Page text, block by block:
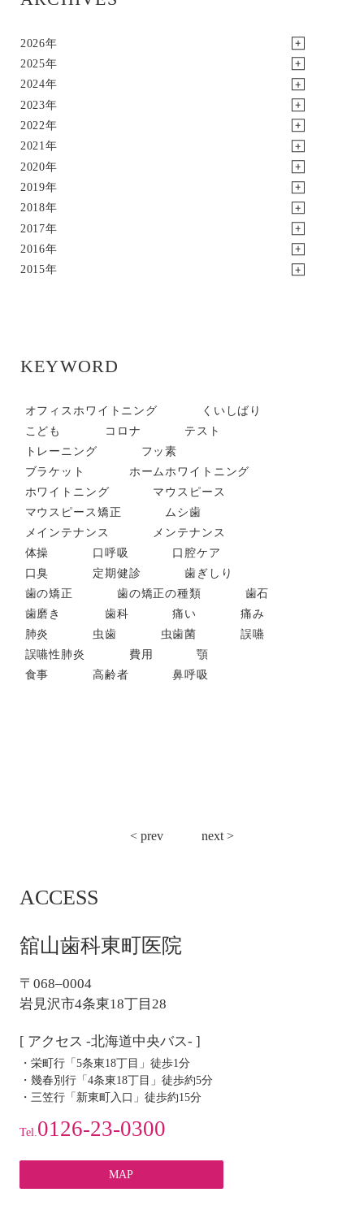
2026年
2025年
2024年
2023年
2022年
2021年
2020年
2019年
2018年
2017年
2016年
2015年
KEYWORD
オフィスホワイトニング
くいしばり
こども
コロナ
テスト
トレーニング
フッ素
ブラケット
ホームホワイトニング
ホワイトニング
マウスピース
マウスピース矯正
ムシ歯
メインテナンス
メンテナンス
体操
口呼吸
口腔ケア
口臭
定期健診
歯ぎしり
歯の矯正
歯の矯正の種類
歯石
歯磨き
歯科 痛い
痛み
肺炎
虫歯 虫歯菌
誤嚥
誤嚥性肺炎
費用
顎
食事
高齢者 鼻呼吸
< prev next >
ACCESS
舘山歯科東町医院
〒068–0004
岩見沢市4条東18丁目28
[ アクセス -北海道中央バス- ]
・栄町行「5条東18丁目」徒歩1分
・幾春別行「4条東18丁目」徒歩約5分
・三笠行「新東町入口」徒歩約15分
Tel. 0126-23-0300
MAP